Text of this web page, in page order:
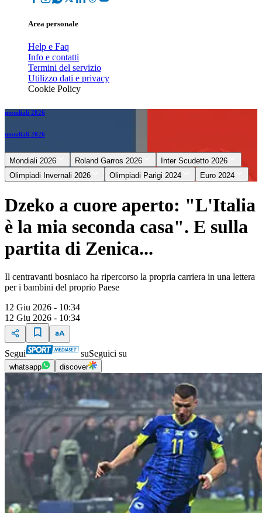
Area personale
Help e Faq
Info e contatti
Termini del servizio
Utilizzo dati e privacy
Cookie Policy
mondiali 2026
mondiali 2026
Mondiali 2026 Roland Garros 2026
Inter Scudetto 2026
Olimpiadi Invernali 2026
Olimpiadi Parigi 2024 Euro 2024
Dzeko a cuore aperto: "L'Italia
è la mia seconda casa". E sulla
partita di Zenica...
Il centravanti bosniaco ha ripercorso la propria carriera in una lettera
per i bambini del proprio Paese
12 Giu 2026 - 10:34
12 Giu 2026 - 10:34
Segui suSeguici su
whatsapp discover